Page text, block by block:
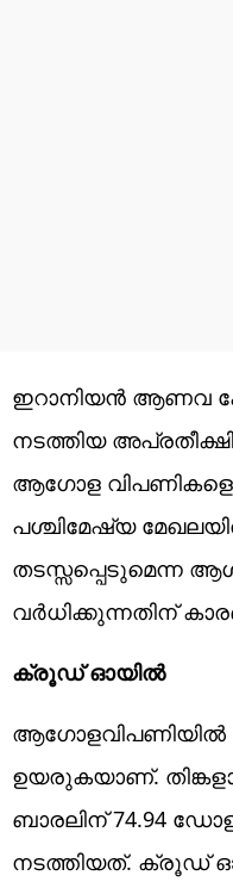
ഇറാനിയൻ ആണവ
നടത്തിയ
ആഗോള വിപണികളെ
പശ്ചിമേഷ്യ
തടസ്സപ്പെടുമെന്ന
വർധിക്കുന്നതിന്
ക്രൂഡ് ഓയിൽ
ആഗോളവിപണിയിൽ
ഉയരുകയാണ്.
ബാരലിന് 74.94
നടത്തിയത്. ക്രൂഡ്